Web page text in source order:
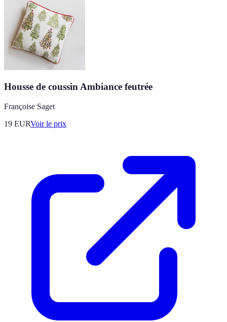
Housse de coussin Ambiance feutrée
Françoise Saget
19 EURVoir le prix